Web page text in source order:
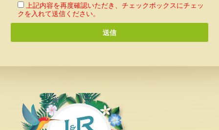
上記内容を再度確認いただき、チェックボックスにチェッ
クを入れて送信ください。